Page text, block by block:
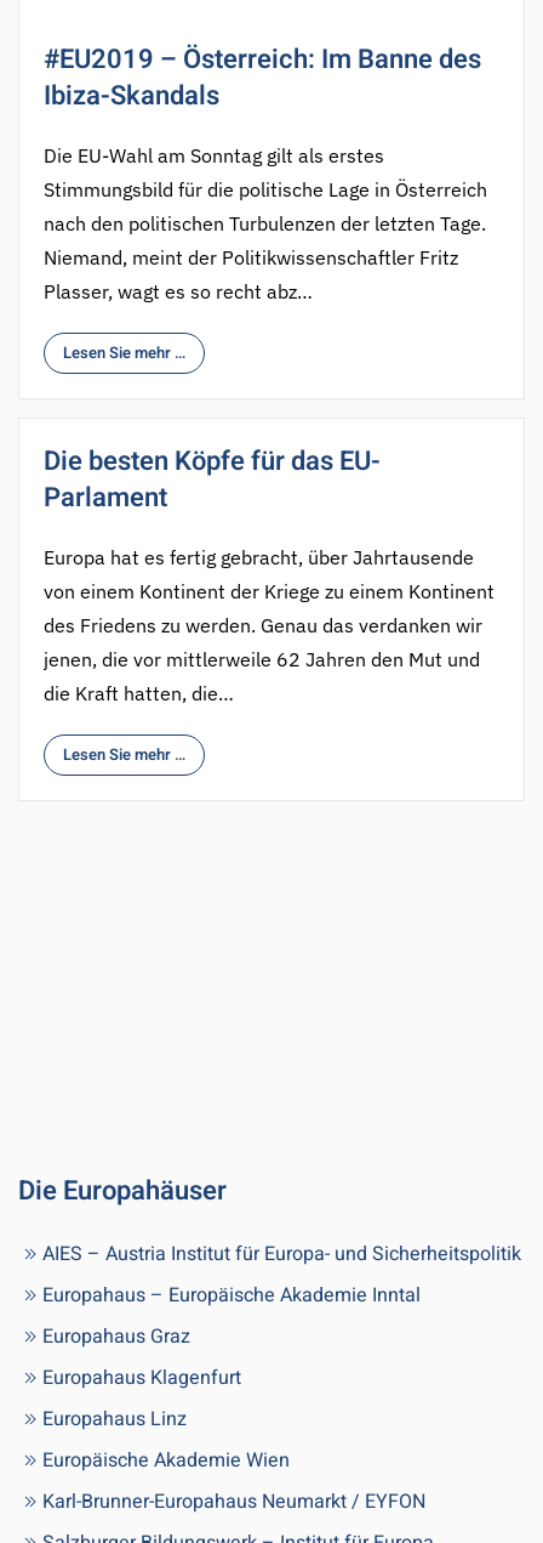
#EU2019 – Österreich: Im Banne des
Ibiza-Skandals
Die EU-Wahl am Sonntag gilt als erstes
Stimmungsbild für die politische Lage in Österreich
nach den politischen Turbulenzen der letzten Tage.
Niemand, meint der Politikwissenschaftler Fritz
Plasser, wagt es so recht abz…
Lesen Sie mehr …
Die besten Köpfe für das EU-
Parlament
Europa hat es fertig gebracht, über Jahrtausende
von einem Kontinent der Kriege zu einem Kontinent
des Friedens zu werden. Genau das verdanken wir
jenen, die vor mittlerweile 62 Jahren den Mut und
die Kraft hatten, die…
Lesen Sie mehr …
Die Europahäuser
AIES – Austria Institut für Europa- und Sicherheitspolitik
Europahaus – Europäische Akademie Inntal
Europahaus Graz
Europahaus Klagenfurt
Europahaus Linz
Europäische Akademie Wien
Karl-Brunner-Europahaus Neumarkt / EYFON